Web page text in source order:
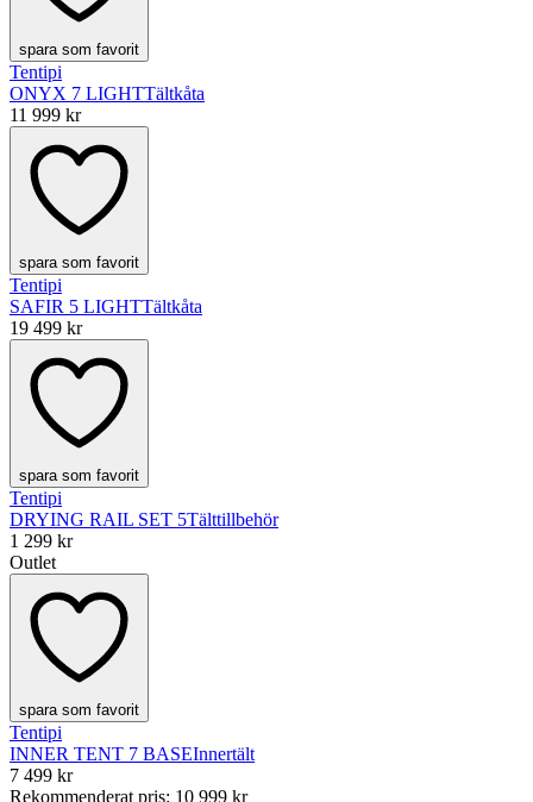
spara som favorit
Tentipi
ONYX 7 LIGHTTältkåta
11 999 kr
spara som favorit
Tentipi
SAFIR 5 LIGHTTältkåta
19 499 kr
spara som favorit
Tentipi
DRYING RAIL SET 5Tälttillbehör
1 299 kr
Outlet
spara som favorit
Tentipi
INNER TENT 7 BASEInnertält
7 499 kr
Rekommenderat pris: 10 999 kr